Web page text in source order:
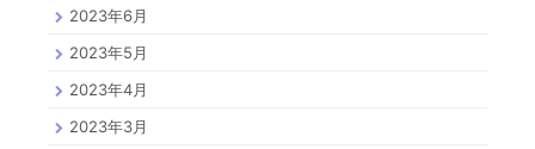
2023年6月
2023年5月
2023年4月
2023年3月